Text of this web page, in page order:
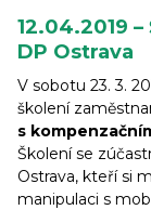
12.04.2019
DP Ostrava
V sobotu 23. 3.
školení
s
Školení se
Ostrava, kteří si
manipulaci s